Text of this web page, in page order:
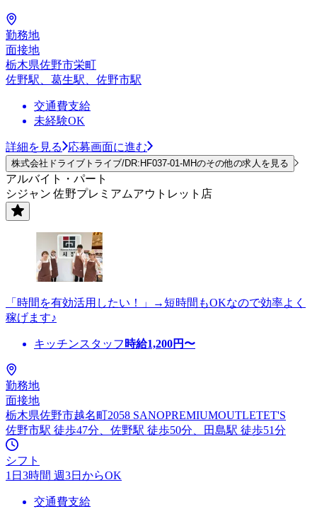
勤務地
面接地
栃木県佐野市栄町
佐野駅、葛生駅、佐野市駅
交通費支給
未経験OK
詳細を見る 応募画面に進む
株式会社ドライブトライブ/DR:HF037-01-MHのその他の求人を見る
アルバイト・パート
シジャン 佐野プレミアムアウトレット店
「時間を有効活用したい！」→短時間もOKなので効率よく
稼げます♪
キッチンスタッフ 時給1,200円〜
勤務地
面接地
栃木県佐野市越名町2058 SANOPREMIUMOUTLETET'S
佐野市駅 徒歩47分、佐野駅 徒歩50分、田島駅 徒歩51分
シフト
1日3時間 週3日からOK
交通費支給